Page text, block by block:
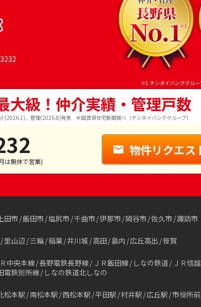
※1 チンタイバンクグル
大級！仲介実績・管理戸数
(2026.1)、管理(2026.8)発表 全国賃貸住宅新聞調べ（チンタイバンクグループ）
は無休で営業)
物件リクエス
田市 飯田市 塩尻市 千曲市 伊那市 岡谷市 佐久市 諏訪市
里山辺 三輪 稲葉 井川城 高田 島内 広丘高出 笹賀
中央本線 長野電鉄長野線 ＪＲ飯田線 しなの鉄道 ＪＲ信
電鉄別所線 しなの鉄道北しなの
松本駅 南松本駅 西松本駅 平田駅 村井駅 広丘駅 市役所